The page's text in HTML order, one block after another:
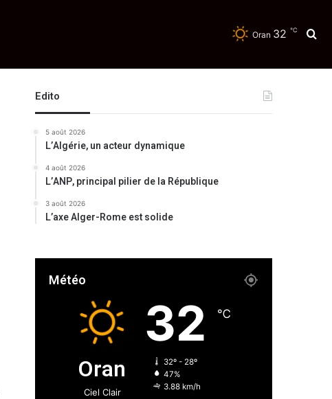
Oran 32 ℃
Edito
5 août 2026
L’Algérie, un acteur dynamique
4 août 2026
L’ANP, principal pilier de la République
3 août 2026
L’axe Alger-Rome est solide
Météo
Oran
Ciel Clair
32 ℃
32º - 28º
47%
3.88 km/h